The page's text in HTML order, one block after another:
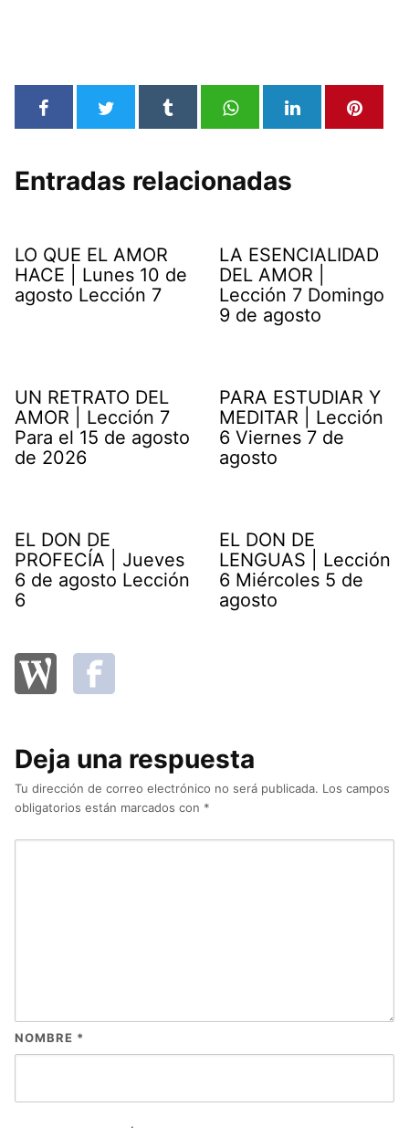
Entradas relacionadas
LO QUE EL AMOR
HACE | Lunes 10 de
agosto Lección 7
LA ESENCIALIDAD
DEL AMOR |
Lección 7 Domingo
9 de agosto
UN RETRATO DEL
AMOR | Lección 7
Para el 15 de agosto
de 2026
PARA ESTUDIAR Y
MEDITAR | Lección
6 Viernes 7 de
agosto
EL DON DE
PROFECÍA | Jueves
6 de agosto Lección
6
EL DON DE
LENGUAS | Lección
6 Miércoles 5 de
agosto
Deja una respuesta
Tu dirección de correo electrónico no será publicada. Los campos
obligatorios están marcados con *
NOMBRE *